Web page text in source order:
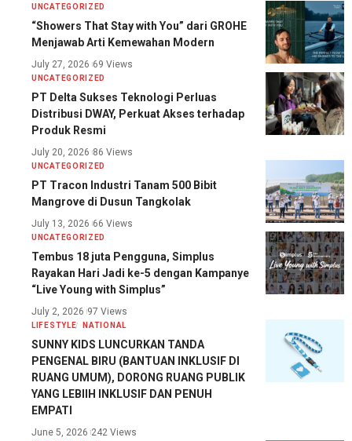
UNCATEGORIZED
“Showers That Stay with You” dari GROHE
Menjawab Arti Kemewahan Modern
July 27, 2026 69 Views
UNCATEGORIZED
PT Delta Sukses Teknologi Perluas
Distribusi DWAY, Perkuat Akses terhadap
Produk Resmi
July 20, 2026 86 Views
UNCATEGORIZED
PT Tracon Industri Tanam 500 Bibit
Mangrove di Dusun Tangkolak
July 13, 2026 66 Views
UNCATEGORIZED
Tembus 18 juta Pengguna, Simplus
Rayakan Hari Jadi ke-5 dengan Kampanye
“Live Young with Simplus”
July 2, 2026 97 Views
LIFESTYLE NATIONAL
SUNNY KIDS LUNCURKAN TANDA
PENGENAL BIRU (BANTUAN INKLUSIF DI
RUANG UMUM), DORONG RUANG PUBLIK
YANG LEBIIH INKLUSIF DAN PENUH
EMPATI
June 5, 2026 242 Views